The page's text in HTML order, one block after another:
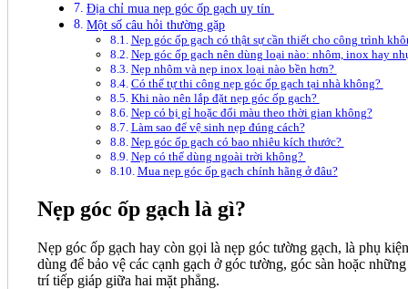
Địa chỉ mua nẹp góc ốp gạch uy tín
Một số câu hỏi thường gặp
Nẹp góc ốp gạch có thật sự cần thiết cho công trình
Nẹp góc ốp gạch nên dùng loại nào: nhôm, inox hay
Nẹp nhôm và nẹp inox loại nào bền hơn?
Có thể tự thi công nẹp góc ốp gạch tại nhà không?
Khi nào nên lắp đặt nẹp góc ốp gạch?
Nẹp có bị gỉ hoặc đổi màu theo thời gian không?
Làm sao để vệ sinh nẹp đúng cách?
Nẹp góc ốp gạch có bao nhiêu kích thước?
Nẹp có thể dùng ngoài trời không?
Mua nẹp góc ốp gạch chính hãng ở đâu?
Nẹp góc ốp gạch là gì?
Nẹp góc ốp gạch hay còn gọi là nẹp góc tường gạch, là phụ kiện
dùng để bảo vệ các cạnh gạch ở góc tường, góc sàn hoặc
trí tiếp giáp giữa hai mặt phẳng.